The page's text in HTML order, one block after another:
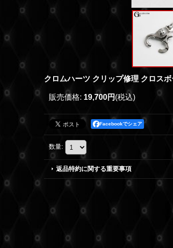
クロムハーツ クリップ修理 クロス
販売価格: 19,700円 (税込)
Facebookでシェア
数量:
返品特約に関する重要事項